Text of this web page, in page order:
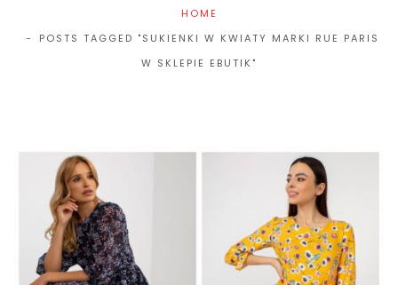
HOME
POSTS TAGGED "SUKIENKI W KWIATY MARKI RUE PARIS
W SKLEPIE EBUTIK"